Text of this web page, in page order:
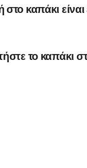
καπάκι
το καπάκι